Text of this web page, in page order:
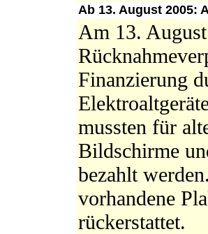
Ab 13. August 2005:
Am 13.
Finanzierung
mussten für
Bildschirme
bezahlt
vorhandene
rückerstattet.